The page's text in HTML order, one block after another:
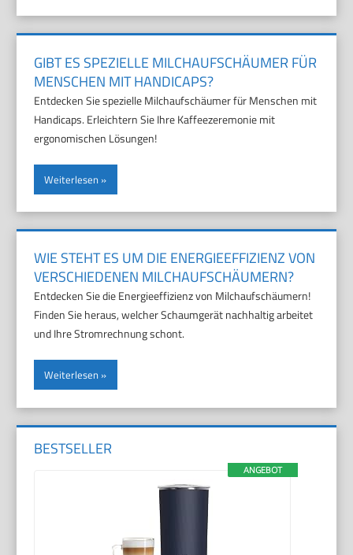
GIBT ES SPEZIELLE MILCHAUFSCHÄUMER FÜR
MENSCHEN MIT HANDICAPS?
Entdecken Sie spezielle Milchaufschäumer für Menschen mit
Handicaps. Erleichtern Sie Ihre Kaffeezeremonie mit
ergonomischen Lösungen!
Weiterlesen
WIE STEHT ES UM DIE ENERGIEEFFIZIENZ VON
VERSCHIEDENEN MILCHAUFSCHÄUMERN?
Entdecken Sie die Energieeffizienz von Milchaufschäumern!
Finden Sie heraus, welcher Schaumgerät nachhaltig arbeitet
und Ihre Stromrechnung schont.
Weiterlesen
BESTSELLER
ANGEBOT